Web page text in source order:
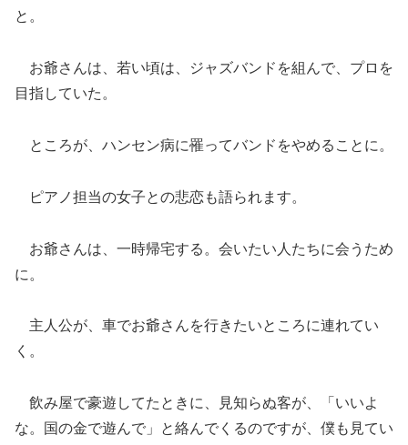
と。
お爺さんは、若い頃は、ジャズバンドを組んで、プロを
目指していた。
ところが、ハンセン病に罹ってバンドをやめることに。
ピアノ担当の女子との悲恋も語られます。
お爺さんは、一時帰宅する。会いたい人たちに会うため
に。
主人公が、車でお爺さんを行きたいところに連れてい
く。
飲み屋で豪遊してたときに、見知らぬ客が、「いいよ
な。国の金で遊んで」と絡んでくるのですが、僕も見てい